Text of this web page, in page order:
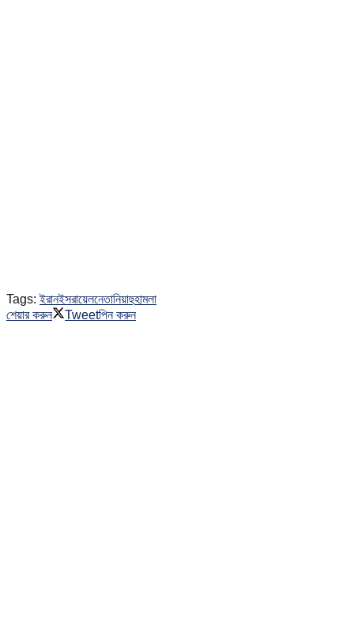
Tags: ইরানইসরায়েলনেতানিয়াহুহামলা
শেয়ার করুন
Tweetপিন করুন